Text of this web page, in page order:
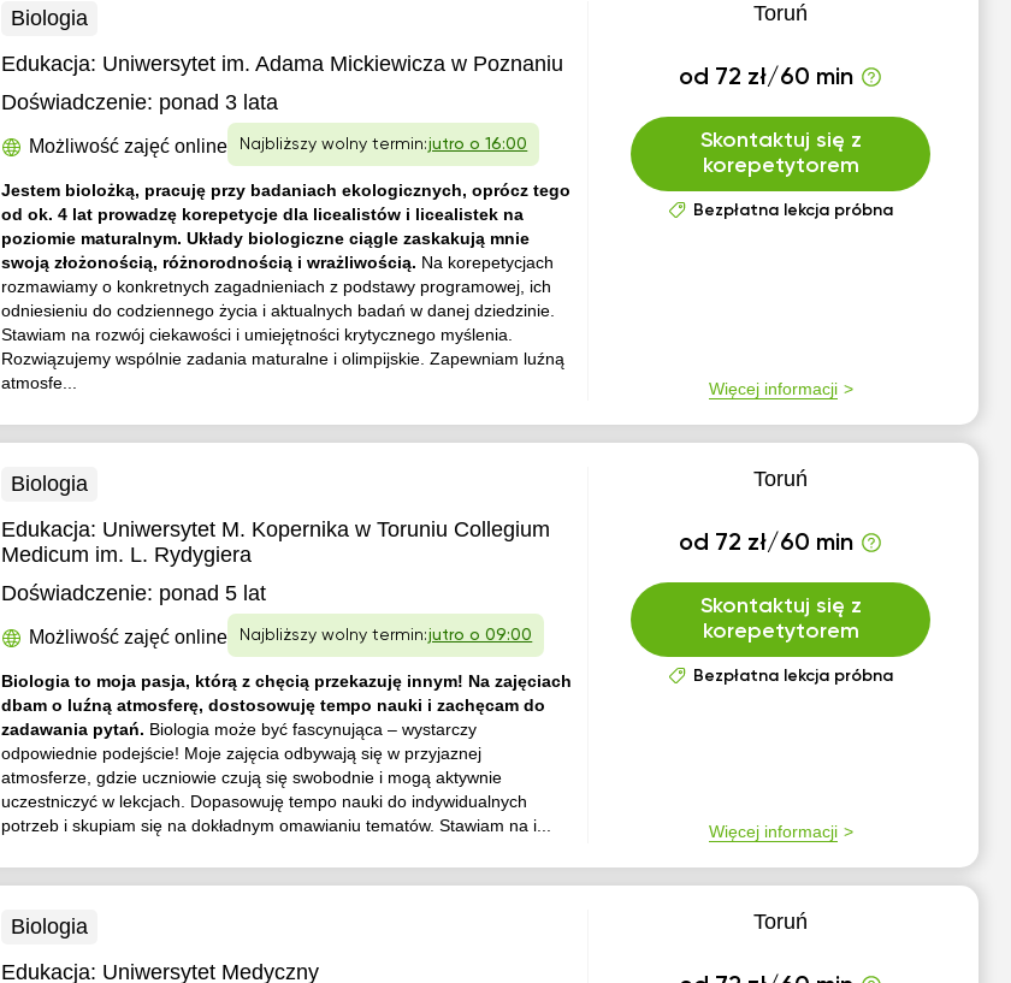
Biologia
Edukacja: Uniwersytet im. Adama Mickiewicza w Poznaniu
Doświadczenie: ponad 3 lata
Możliwość zajęć online Najbliższy wolny termin:jutro o 16:00
Jestem biolożką, pracuję przy badaniach ekologicznych, oprócz tego
od ok. 4 lat prowadzę korepetycje dla licealistów i licealistek na
poziomie maturalnym. Układy biologiczne ciągle zaskakują mnie
swoją złożonością, różnorodnością i wrażliwością. Na korepetycjach
rozmawiamy o konkretnych zagadnieniach z podstawy programowej, ich
odniesieniu do codziennego życia i aktualnych badań w danej dziedzinie.
Stawiam na rozwój ciekawości i umiejętności krytycznego myślenia.
Rozwiązujemy wspólnie zadania maturalne i olimpijskie. Zapewniam luźną
atmosfe...
Toruń
od 72 zł/60 min
Skontaktuj się z
korepetytorem
Bezpłatna lekcja próbna
Więcej informacji
Biologia
Edukacja: Uniwersytet M. Kopernika w Toruniu Collegium
Medicum im. L. Rydygiera
Doświadczenie: ponad 5 lat
Możliwość zajęć online Najbliższy wolny termin:jutro o 09:00
Biologia to moja pasja, którą z chęcią przekazuję innym! Na zajęciach
dbam o luźną atmosferę, dostosowuję tempo nauki i zachęcam do
zadawania pytań. Biologia może być fascynująca – wystarczy
odpowiednie podejście! Moje zajęcia odbywają się w przyjaznej
atmosferze, gdzie uczniowie czują się swobodnie i mogą aktywnie
uczestniczyć w lekcjach. Dopasowuję tempo nauki do indywidualnych
potrzeb i skupiam się na dokładnym omawianiu tematów. Stawiam na i...
Toruń
od 72 zł/60 min
Skontaktuj się z
korepetytorem
Bezpłatna lekcja próbna
Więcej informacji
Biologia
Edukacja: Uniwersytet Medyczny
Toruń